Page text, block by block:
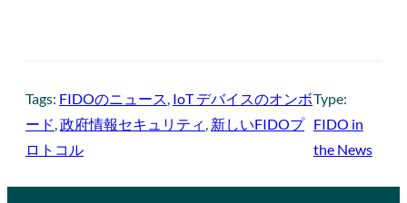
Tags: FIDOのニュース IoT デバイスのオンボ
ード 政府情報セキュリティ 新しいFIDOプ
ロトコル
Type:
FIDO in
the News